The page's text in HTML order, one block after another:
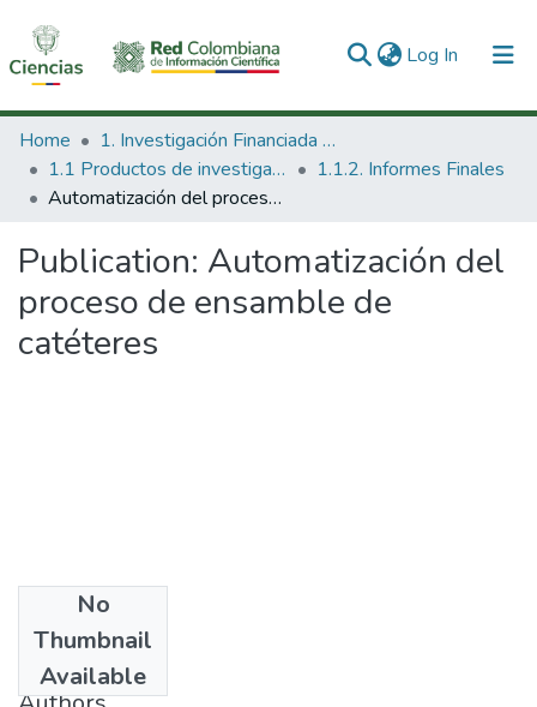
Log In (current)
Communities & Collections
All of DSpace
Home
1. Investigación Financiada con Recursos Públicos
1.1 Productos de investigación
1.1.2. Informes Finales
Automatización del proceso de ensamble de catéteres
Publication: Automatización del
proceso de ensamble de
catéteres
No
Thumbnail
Available
2005